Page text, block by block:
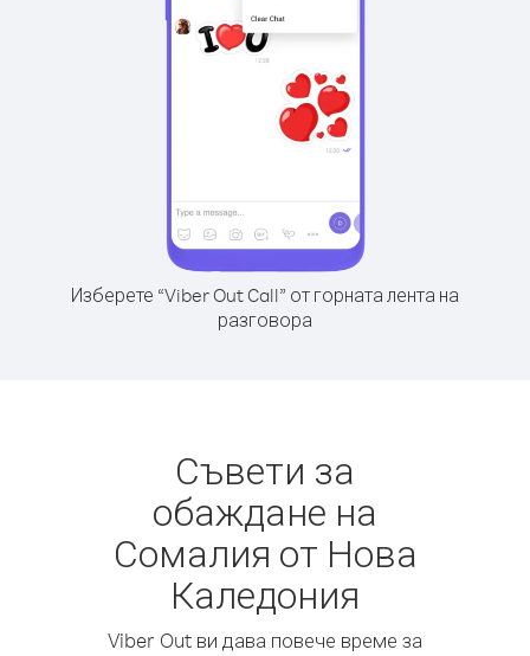
Изберете “Viber Out Call” от горната лента на
разговора
Съвети за
обаждане на
Сомалия от Нова
Каледония
Viber Out ви дава повече време за